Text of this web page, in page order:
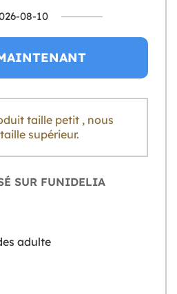
08-10
supérieur.
SUR FUNIDELIA
adulte